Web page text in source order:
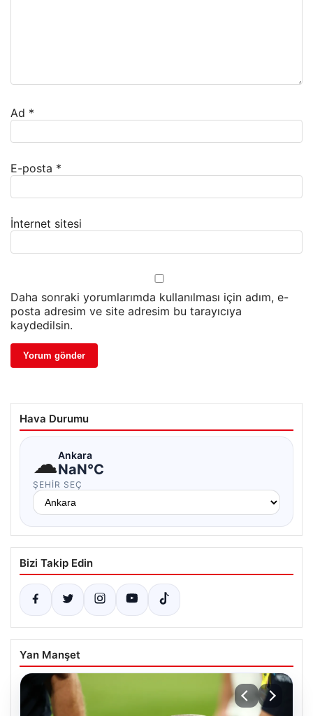
Ad *
E-posta *
İnternet sitesi
Daha sonraki yorumlarımda kullanılması için adım, e-
posta adresim ve site adresim bu tarayıcıya
kaydedilsin.
Hava Durumu
☁Ankara
NaN°C
ŞEHIR SEÇ
Bizi Takip Edin
Yan Manşet